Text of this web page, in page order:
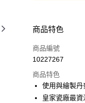
商品特色
商品編號
10227267
商品特色
使用與繪製
皇家瓷廠最